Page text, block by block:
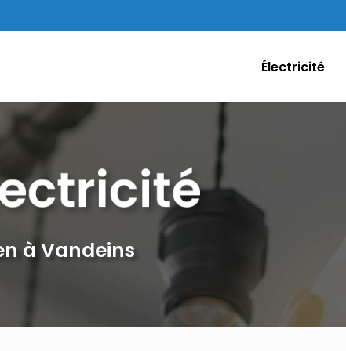
Électricité
à Vandeins